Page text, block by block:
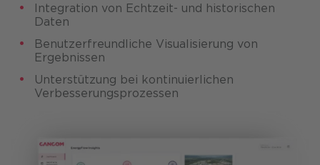
Integration von Echtzeit- und historischen
Daten
Benutzerfreundliche Visualisierung von
Ergebnissen
Unterstützung bei kontinuierlichen
Verbesserungsprozessen